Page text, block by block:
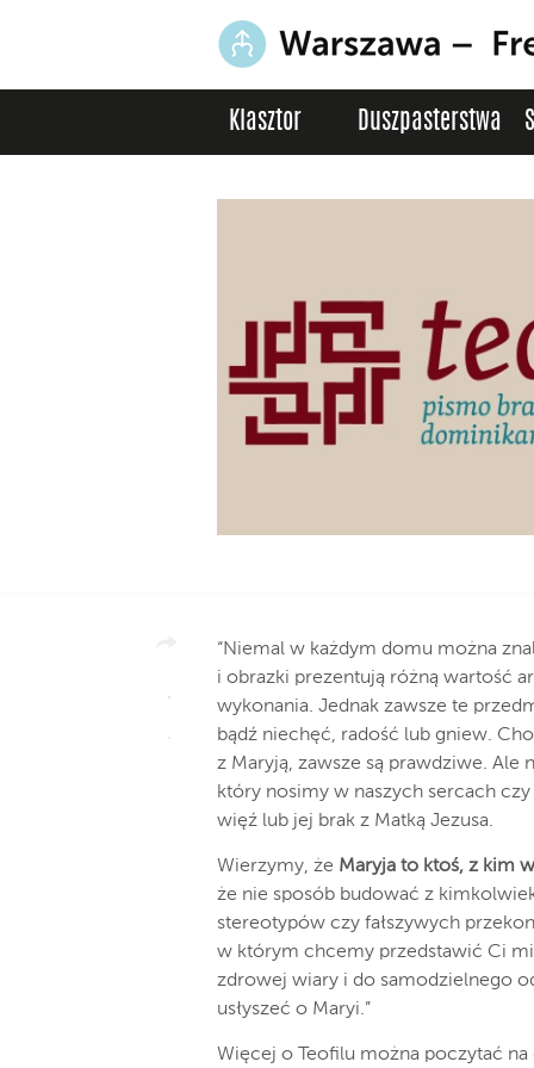
Klasztor Duszpasterstwa
“Niemal w każdym domu można
i obrazki prezentują różną wartość
wykonania. Jednak zawsze te
bądź niechęć, radość lub gniew.
z Maryją, zawsze są prawdziwe.
który nosimy w naszych sercach
więź lub jej brak z Matką Jezusa.
Wierzymy, że Maryja to ktoś, z kim
że nie sposób budować z
stereotypów czy fałszywych
w którym chcemy przedstawić Ci
zdrowej wiary i do samodzielnego
usłyszeć o Maryi.”
Więcej o Teofilu można poczytać na